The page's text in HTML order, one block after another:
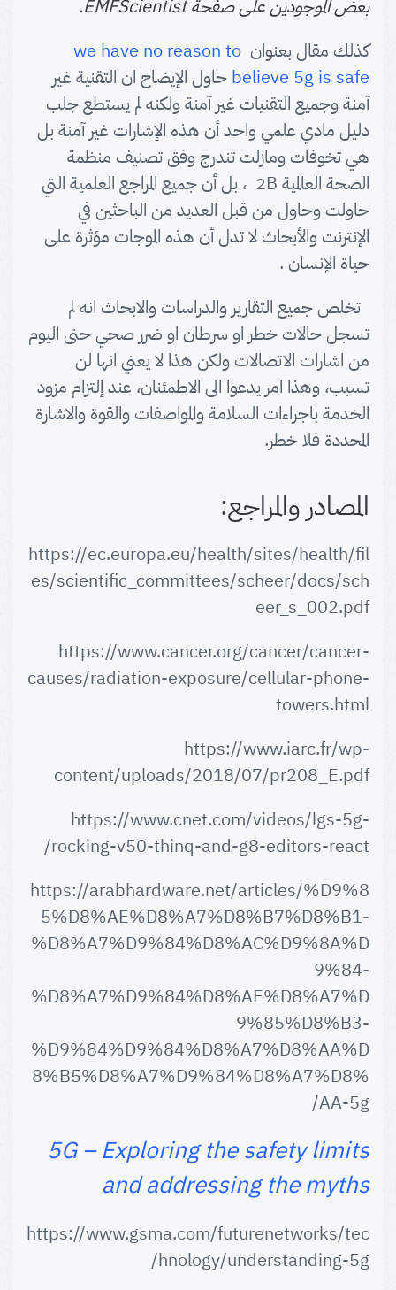
بعض الموجودين على صفحة EMFScientist.
كذلك مقال بعنوان we have no reason to
believe 5g is safe حاول الإيضاح ان التقنية غير
آمنة وجميع التقنيات غير آمنة ولكنه لم يستطع جلب
دليل مادي علمي واحد أن هذه الإشارات غير آمنة بل
هي تخوفات ومازلت تندرج وفق تصنيف منظمة
الصحة العالمية 2B ، بل أن جميع المراجع العلمية التي
حاولت وحاول من قبل العديد من الباحثين في
الإنترنت والأبحاث لا تدل أن هذه الموجات مؤثرة على
حياة الإنسان .
تخلص جميع التقارير والدراسات والابحاث انه لم
تسجل حالات خطر او سرطان او ضرر صحي حتى اليوم
من اشارات الاتصالات ولكن هذا لا يعني انها لن
تسبب، وهذا امر يدعوا الى الاطمئنان، عند إلتزام مزود
الخدمة باجراءات السلامة والمواصفات والقوة والاشارة
المحددة فلا خطر.
المصادر والمراجع:
https://ec.europa.eu/health/sites/health/fil
es/scientific_committees/scheer/docs/sch
eer_s_002.pdf
https://www.cancer.org/cancer/cancer-
causes/radiation-exposure/cellular-phone-
towers.html
https://www.iarc.fr/wp-
content/uploads/2018/07/pr208_E.pdf
https://www.cnet.com/videos/lgs-5g-
rocking-v50-thinq-and-g8-editors-react/
https://arabhardware.net/articles/%D9%8
5%D8%AE%D8%A7%D8%B7%D8%B1-
%D8%A7%D9%84%D8%AC%D9%8A%D
9%84-
%D8%A7%D9%84%D8%AE%D8%A7%D
9%85%D8%B3-
%D9%84%D9%84%D8%A7%D8%AA%D
8%B5%D8%A7%D9%84%D8%A7%D8%
AA-5g/
5G – Exploring the safety limits
and addressing the myths
https://www.gsma.com/futurenetworks/tec
hnology/understanding-5g/